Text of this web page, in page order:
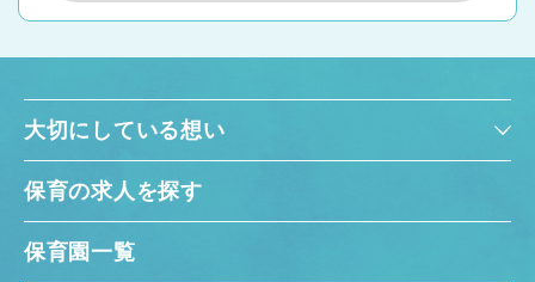
大切にしている想い
保育の求人を探す
保育園一覧